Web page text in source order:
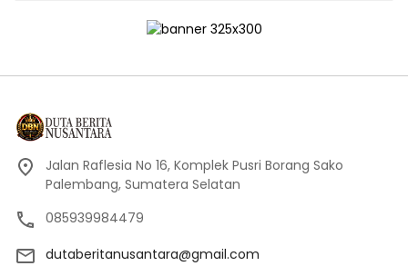
Jalan Raflesia No 16, Komplek Pusri Borang Sako
Palembang, Sumatera Selatan
085939984479
dutaberitanusantara@gmail.com